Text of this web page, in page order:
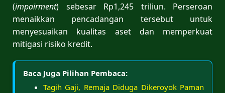
(impairment) sebesar Rp1,245 triliun. Perseroan
menaikkan pencadangan tersebut untuk
menyesuaikan kualitas aset dan memperkuat
mitigasi risiko kredit.
Baca Juga Pilihan Pembaca:
Tagih Gaji, Remaja Diduga Dikeroyok Paman